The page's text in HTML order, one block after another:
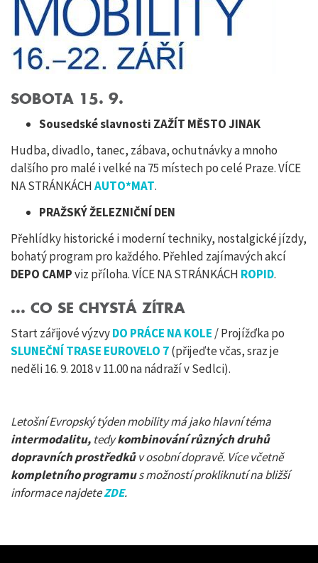
SOBOTA 15. 9.
Sousedské slavnosti ZAŽÍT MĚSTO JINAK
Hudba, divadlo, tanec, zábava, ochutnávky a mnoho
dalšího pro malé i velké na 75 místech po celé Praze. VÍCE
NA STRÁNKÁCHAUTO*MAT.
PRAŽSKÝ ŽELEZNIČNÍ DEN
Přehlídky historické i moderní techniky, nostalgické jízdy,
bohatý program pro každého. Přehled zajímavých akcí
DEPO CAMPviz příloha. VÍCE NA STRÁNKÁCH ROPID.
... CO SE CHYSTÁ ZÍTRA
Start zářijové výzvyDO PRÁCE NA KOLE / Projížďka po
SLUNEČNÍ TRASE EUROVELO 7(přijeďte včas, sraz je
neděli 16. 9. 2018 v 11.00 na nádraží v Sedlci).
Letošní Evropský týden mobility má jako hlavní téma
intermodalitu, tedykombinování různých druhů
dopravních prostředkův osobní dopravě. Více včetně
kompletního programus možností prokliknutí na bližší
informace najdeteZDE.